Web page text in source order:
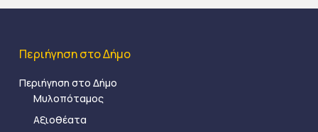
Περιήγηση στο Δήμο
Περιήγηση στο Δήμο
Μυλοπόταμος
Αξιοθέατα